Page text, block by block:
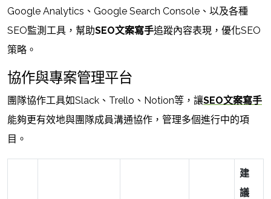
Google Analytics、Google Search Console、以及各種
SEO監測工具，幫助SEO文案寫手追蹤內容表現，優化SEO
策略。
協作與專案管理平台
團隊協作工具如Slack、Trello、Notion等，讓SEO文案寫手
能夠更有效地與團隊成員溝通協作，管理多個進行中的項
目。
建
議